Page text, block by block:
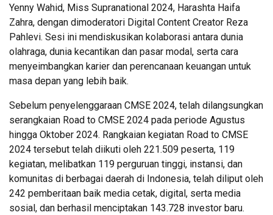
Yenny Wahid, Miss Supranational 2024, Harashta Haifa
Zahra, dengan dimoderatori Digital Content Creator Reza
Pahlevi. Sesi ini mendiskusikan kolaborasi antara dunia
olahraga, dunia kecantikan dan pasar modal, serta cara
menyeimbangkan karier dan perencanaan keuangan untuk
masa depan yang lebih baik.
Sebelum penyelenggaraan CMSE 2024, telah dilangsungkan
serangkaian Road to CMSE 2024 pada periode Agustus
hingga Oktober 2024. Rangkaian kegiatan Road to CMSE
2024 tersebut telah diikuti oleh 221.509 peserta, 119
kegiatan, melibatkan 119 perguruan tinggi, instansi, dan
komunitas di berbagai daerah di Indonesia, telah diliput oleh
242 pemberitaan baik media cetak, digital, serta media
sosial, dan berhasil menciptakan 143.728 investor baru.